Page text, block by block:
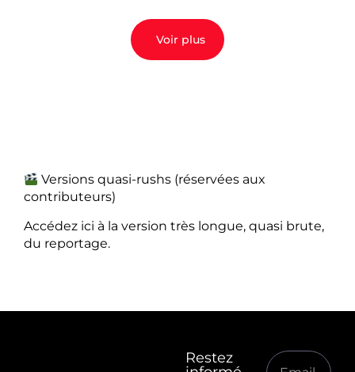
Voir plus
Versions quasi-rushs (réservées aux
contributeurs)
Accédez ici à la version très longue, quasi brute,
du reportage.
Restez